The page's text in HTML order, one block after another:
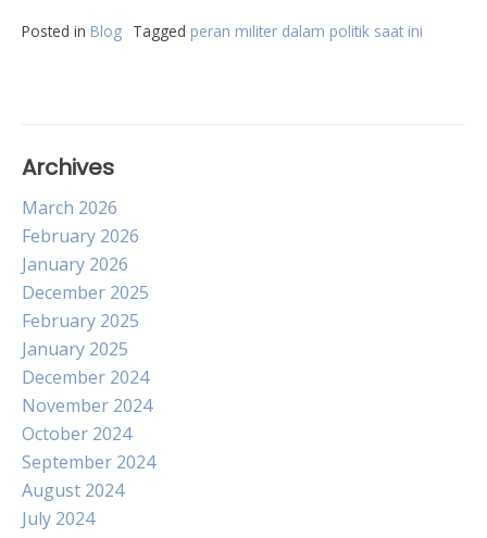
Posted in Blog Tagged peran militer dalam politik saat ini
Archives
March 2026
February 2026
January 2026
December 2025
February 2025
January 2025
December 2024
November 2024
October 2024
September 2024
August 2024
July 2024